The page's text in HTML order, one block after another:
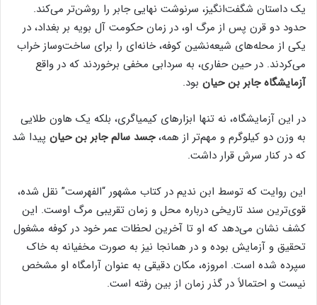
یک داستان شگفت‌انگیز، سرنوشت نهایی جابر را روشن‌تر می‌کند.
حدود دو قرن پس از مرگ او، در زمان حکومت آل بویه بر بغداد، در
یکی از محله‌های شیعه‌نشین کوفه، خانه‌ای را برای ساخت‌وساز خراب
می‌کردند. در حین حفاری، به سردابی مخفی برخوردند که در واقع
آزمایشگاه جابر بن حیان بود.
در این آزمایشگاه، نه تنها ابزارهای کیمیاگری، بلکه یک هاون طلایی
به وزن دو کیلوگرم و مهم‌تر از همه،جسد سالم جابر بن حیان پیدا شد
که در کنار سرش قرار داشت.
این روایت که توسط ابن ندیم در کتاب مشهور “الفهرست” نقل شده،
قوی‌ترین سند تاریخی درباره محل و زمان تقریبی مرگ اوست. این
کشف نشان می‌دهد که او تا آخرین لحظات عمر خود در کوفه مشغول
تحقیق و آزمایش بوده و در همانجا نیز به صورت مخفیانه به خاک
سپرده شده است. امروزه، مکان دقیقی به عنوان آرامگاه او مشخص
نیست و احتمالاً در گذر زمان از بین رفته است.